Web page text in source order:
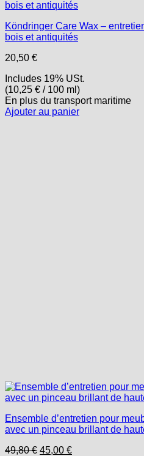
Köndringer Care Wax –
bois et antiquités
20,50 €
Includes 19% USt.
(10,25 € / 100 ml)
En plus du transportmaritime
Ajouter au panier
Ensemble d’entretien pour
avec un pinceau brillant de
49,80€ Le
45,00 €Le